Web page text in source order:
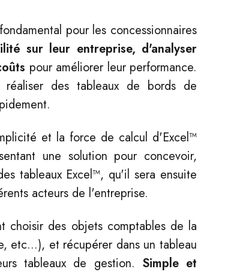
pour les concessionnaires
sur leur entreprise, d'analyser
pour améliorer leur performance.
des tableaux de bords de
et la force de calcul d'Excel™
une solution pour concevoir,
tableaux Excel™, qu'il sera ensuite
acteurs de l'entreprise.
choisir des objets comptables de la
etc...), et récupérer dans un tableau
tableaux de gestion. Simple et